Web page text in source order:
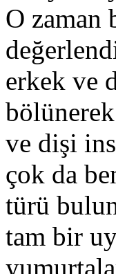
O
erkek ve
ve dişi
çok da
türü
tam bir